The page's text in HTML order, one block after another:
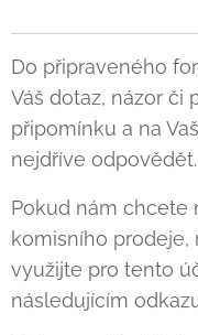
Do připraveného
Váš dotaz, názor či
připomínku a na
nejdříve odpovědět.
Pokud nám chcete
komisního
využijte pro tento
následujícím